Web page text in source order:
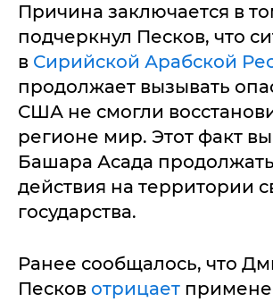
Причина заключается в
подчеркнул Песков, что
в Сирийской Арабской
продолжает вызывать
США не смогли
регионе мир. Этот факт
Башара Асада
действия на территории
государства.
Ранее сообщалось, что
Песков отрицает